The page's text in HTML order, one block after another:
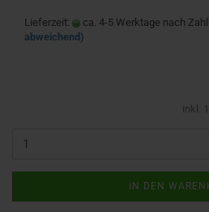
Lieferzeit: ca. 4-5 Werktage nach
abweichend)
inkl.
IN DEN